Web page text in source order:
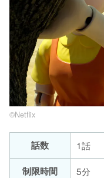
©︎Netflix
話数
1話
制限時間
5分